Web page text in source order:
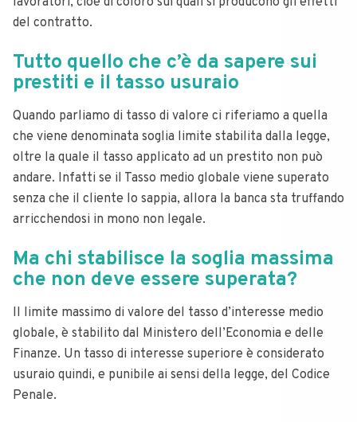
del contratto.
Tutto quello che c’è da sapere sui
prestiti e il tasso usuraio
Quando parliamo di tasso di valore ci riferiamo a quella
che viene denominata soglia limite stabilita dalla legge,
oltre la quale il tasso applicato ad un prestito non può
andare. Infatti se il Tasso medio globale viene superato
senza che il cliente lo sappia, allora la banca sta truffando
arricchendosi in mono non legale.
Ma chi stabilisce la soglia massima
che non deve essere superata?
Il limite massimo di valore del tasso d’interesse medio
globale, è stabilito dal Ministero dell’Economia e delle
Finanze. Un tasso di interesse superiore è considerato
usuraio quindi, e punibile ai sensi della legge, del Codice
Penale.